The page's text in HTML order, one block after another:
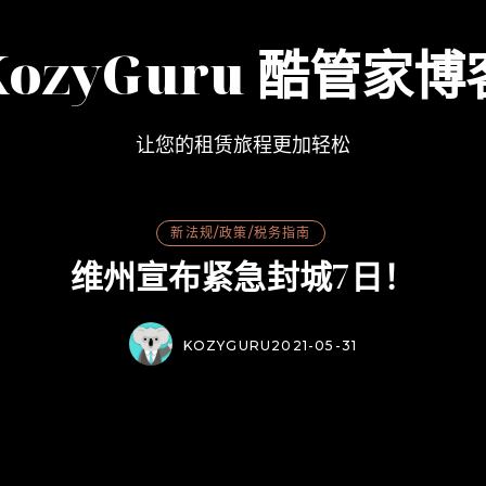
新法规/政策/税务指南
维州宣布紧急封城7日！
KOZYGURU 2021-05-31
酷管家博
让您的租赁旅程更加轻松